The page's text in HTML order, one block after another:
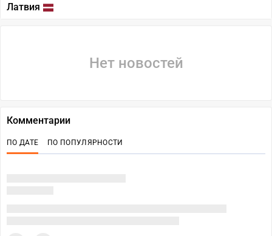
Латвия
Нет новостей
Комментарии
ПО ДАТЕ ПО ПОПУЛЯРНОСТИ